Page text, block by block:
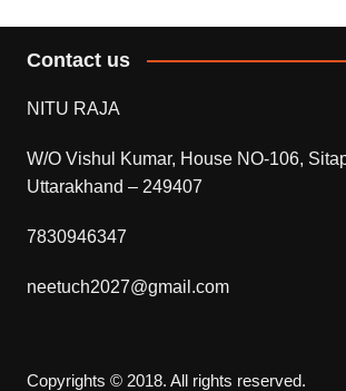
Contact us
NITU RAJA
W/O Vishul Kumar, House NO-106,
Uttarakhand – 249407
7830946347
neetuch2027@gmail.com
Copyrights © 2018. All rights reserved.